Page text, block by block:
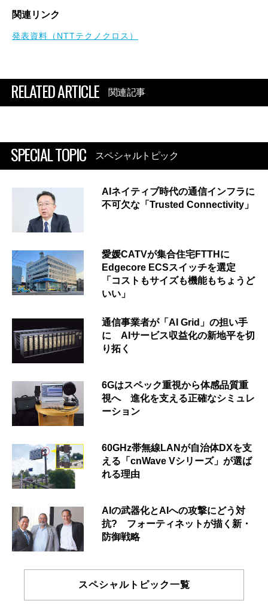
関連リンク
発表資料（NTTテクノクロス）
RELATED ARTICLE 関連記事
SPECIAL TOPIC スペシャルトピック
AIネイティブ時代の通信インフラに
不可欠な「Trusted Connectivity」
愛媛CATVが集合住宅FTTHに
Edgecore ECSスイッチを選定
「コストもサイズも機能もちょうど
いい」
通信事業者が「AI Grid」の担い手
に AIサービス収益化の新地平を切
り拓く
6Gはスペック重視から体感品質重
視へ 進化を支える正確なシミュレ
ーション
60GHz帯無線LANが自治体DXを支
える「cnWave Vシリーズ」が選ば
れる理由
AIの武器化とAIへの攻撃にどう対
抗? フォーティネットが描く新・
防御戦略
スペシャルトピック一覧